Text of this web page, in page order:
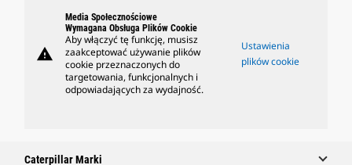
warning
Media Społecznościowe
Wymagana Obsługa Plików Cookie
Aby włączyć tę funkcję, musisz
zaakceptować używanie plików
cookie przeznaczonych do
targetowania, funkcjonalnych i
odpowiadających za wydajność.
Ustawienia
plików cookie
Caterpillar Marki